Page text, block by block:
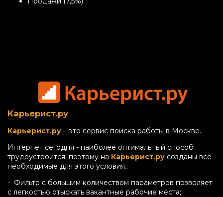
Карьерист.ру
Карьерист.ру – это сервис поиска работы в Москве.
Интернет сегодня - наиболее оптимальный способ
трудоустроится, поэтому на Карьерист.ру созданы все
необходимые для этого условия.:
- Фильтр с большим количеством параметров позволяет
с легкостью отыскать вакантные рабочие места;